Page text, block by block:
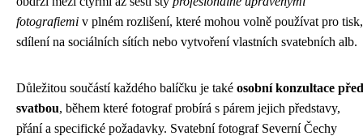
fotografiemi v plném rozlišení, které mohou volně používat pro tisk,
sdílení na sociálních sítích nebo vytvoření vlastních svatebních alb.
Důležitou součástí každého balíčku je také osobní konzultace před
svatbou, během které fotograf probírá s párem jejich představy,
přání a specifické požadavky. Svatební fotograf Severní Čechy